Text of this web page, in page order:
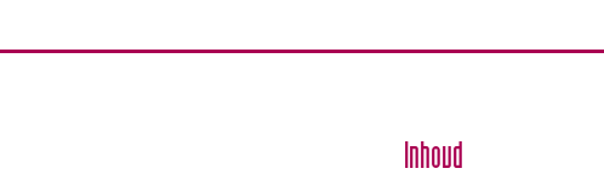
Inhoud